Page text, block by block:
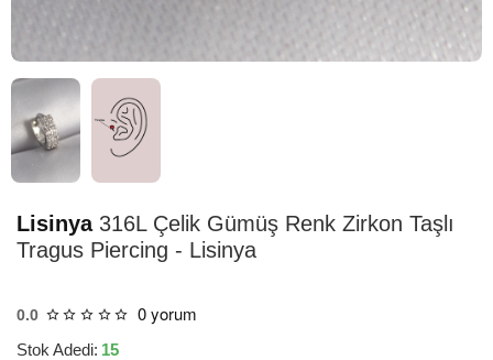
TESLİMAT
Lisinya316L Çelik Gümüş Renk Zirkon Taşlı
Tragus Piercing - Lisinya
0.0 0 yorum
Stok Adedi: 15